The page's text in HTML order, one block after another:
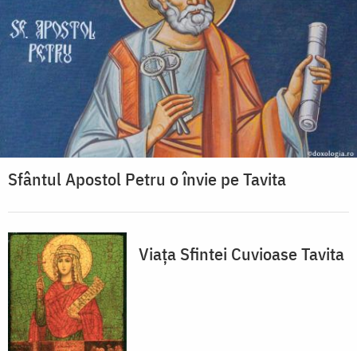
Sfântul Apostol Petru o învie pe Tavita
Viața Sfintei Cuvioase Tavita